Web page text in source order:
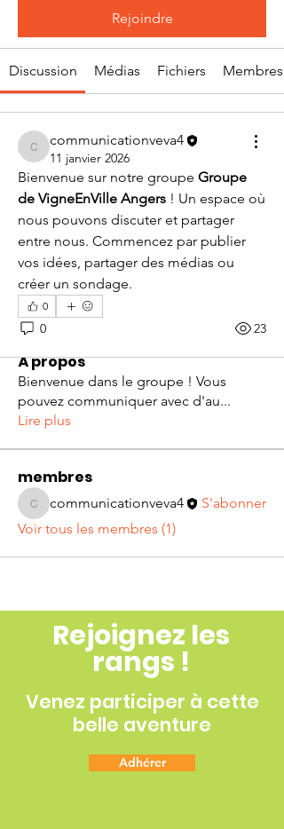
Rejoindre
Discussion Médias Fichiers Membres
communicationveva4
communicationveva4
11 janvier 2026
Bienvenue sur notre groupe Groupe
de VigneEnVille Angers ! Un espace où
nous pouvons discuter et partager
entre nous. Commencez par publier
vos idées, partager des médias ou
créer un sondage.
0
0 23
À propos
Bienvenue dans le groupe ! Vous
pouvez communiquer avec d'au...
Lire plus
membres
communicationveva4
communicationveva4
S'abonner
Voir tous les membres (1)
Rejoignez les
rangs !
Venez participer à cette
belle aventure
Adhérer